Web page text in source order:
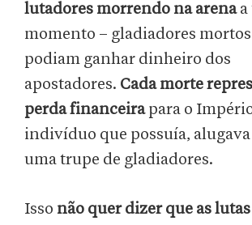
lutadores morrendo na arenaa
momento – gladiadores
podiam ganhar dinheiro dos
apostadores. Cada morte
perda financeirapara o
indivíduo que possuía,
uma trupe de gladiadores.
Isso não quer dizer que as lutas